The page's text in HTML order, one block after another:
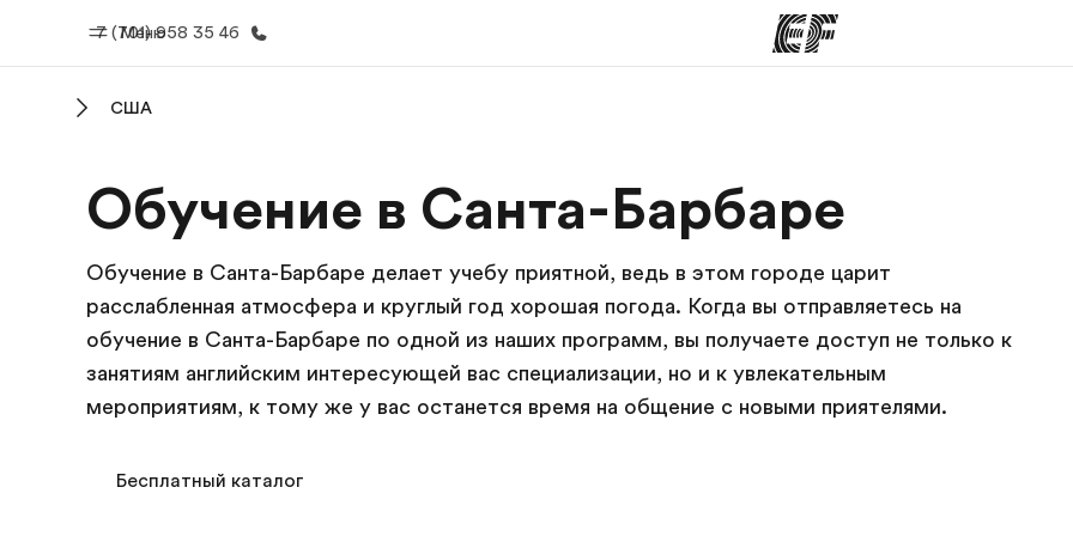
Меню
7 (701) 958 35 46
Добро пожаловать в EF
Все курсы и программы
Найти ближайший офис
США
Обучение в Санта-Барбаре
Обучение в Санта-Барбаре делает учебу приятной, ведь в этом городе царит
расслабленная атмосфера и круглый год хорошая погода. Когда вы отправляетесь на
обучение в Санта-Барбаре по одной из наших программ, вы получаете доступ не только к
занятиям английским интересующей вас специализации, но и к увлекательным
мероприятиям, к тому же у вас останется время на общение с новыми приятелями.
Бесплатный каталог